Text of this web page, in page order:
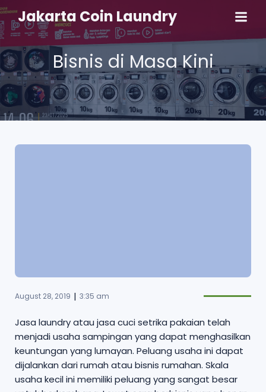
Jakarta Coin Laundry
Bisnis di Masa Kini
August 28, 2019 | 3:35 am
Jasa laundry atau jasa cuci setrika pakaian telah
menjadi usaha sampingan yang dapat menghasilkan
keuntungan yang lumayan. Peluang usaha ini dapat
dijalankan dari rumah atau bisnis rumahan. Skala
usaha kecil ini memiliki peluang yang sangat besar